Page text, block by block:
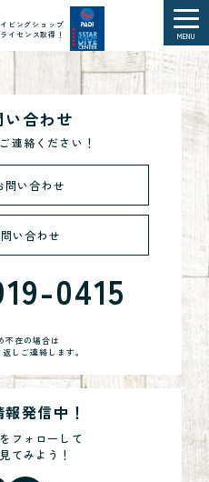
ビングショップ
イセンス取得！
MENU
合わせ
連絡ください！
問い合わせ
い合わせ
0415
不在の場合は
しご連絡します。
発信中！
フォローして
てみよう！